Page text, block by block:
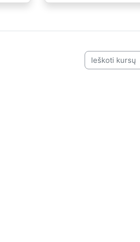
Ieškoti kursų